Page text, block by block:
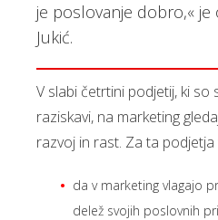
je poslovanje dobro,« je
Jukić.
V slabi četrtini podjetij, ki so
raziskavi, na marketing
razvoj in rast. Za ta podjetja
da v marketing vlagajo
delež svojih poslovnih